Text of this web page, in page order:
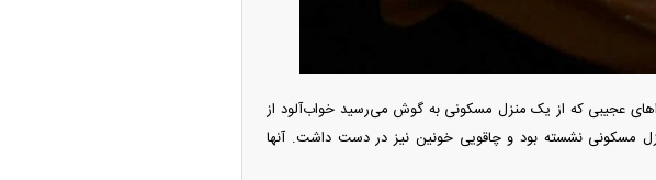
عجیبی که از یک منزل مسکونی به گوش می‌رسید خواب‌آلود از
مسکونی نشسته بود و چاقویی خونین نیز در دست داشت. آنها